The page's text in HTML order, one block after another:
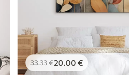
33.33€20.00 €